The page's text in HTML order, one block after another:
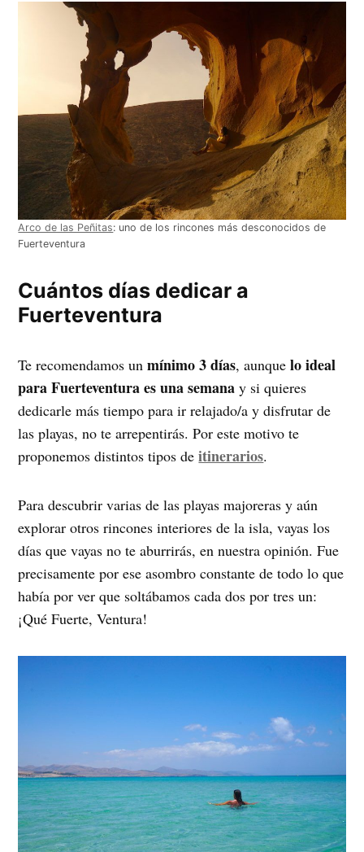
Arco de las Peñitas: uno de los rincones más desconocidos de
Fuerteventura
Cuántos días dedicar a
Fuerteventura
Te recomendamos unmínimo 3 días, aunquelo ideal
para Fuerteventura es una semana y si quieres
dedicarle más tiempo para ir relajado/a y disfrutar de
las playas, no te arrepentirás. Por este motivo te
proponemos distintos tipos deitinerarios.
Para descubrir varias de las playas majoreras y aún
explorar otros rincones interiores de la isla, vayas los
días que vayas no te aburrirás, en nuestra opinión. Fue
precisamente por ese asombro constante de todo lo que
había por ver que soltábamos cada dos por tres un:
¡Qué Fuerte, Ventura!